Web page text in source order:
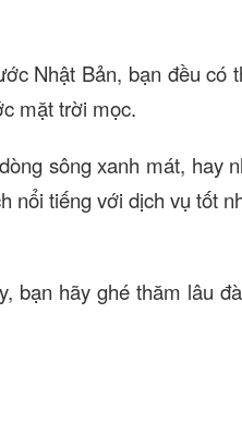
Nhật Bản, bạn đều có
mặt trời mọc.
sông xanh mát, hay
nổi tiếng với dịch vụ tốt
bạn hãy ghé thăm lâu